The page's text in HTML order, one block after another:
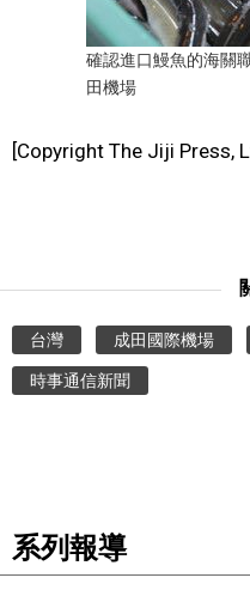
工作勞動
家庭
東京
確認進口鰻魚的海關
田機場
[Copyright The Jiji Press,
台灣 成田國際機場
時事通信新聞
系列報導